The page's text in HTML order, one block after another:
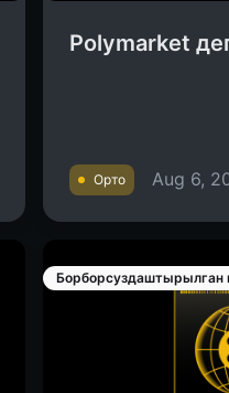
Polymarket
Орто Aug 6,
Борборсуздаштырылган